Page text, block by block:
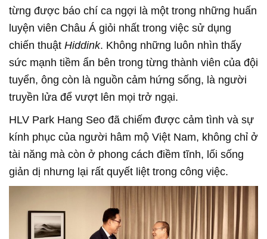
từng được báo chí ca ngợi là một trong những huấn
luyện viên Châu Á giỏi nhất trong việc sử dụng
chiến thuật Hiddink. Không những luôn nhìn thấy
sức mạnh tiềm ẩn bên trong từng thành viên của đội
tuyển, ông còn là nguồn cảm hứng sống, là người
truyền lửa để vượt lên mọi trở ngại.
HLV Park Hang Seo đã chiếm được cảm tình và sự
kính phục của người hâm mộ Việt Nam, không chỉ ở
tài năng mà còn ở phong cách điềm tĩnh, lối sống
giản dị nhưng lại rất quyết liệt trong công việc.